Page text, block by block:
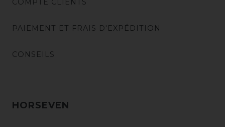
COMPTE CLIENTS
PAIEMENT ET FRAIS D'EXPÉDITION
CONSEILS
HORSEVEN